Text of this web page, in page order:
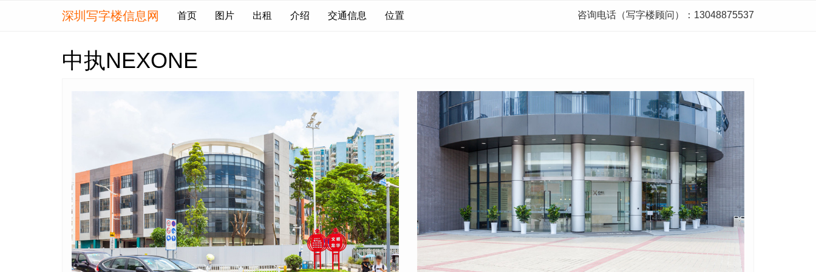
深圳写字楼信息网 首页 图片 出租 介绍 交通信息 位置 咨询电话（写字楼顾问）：13048875537
中执NEXONE